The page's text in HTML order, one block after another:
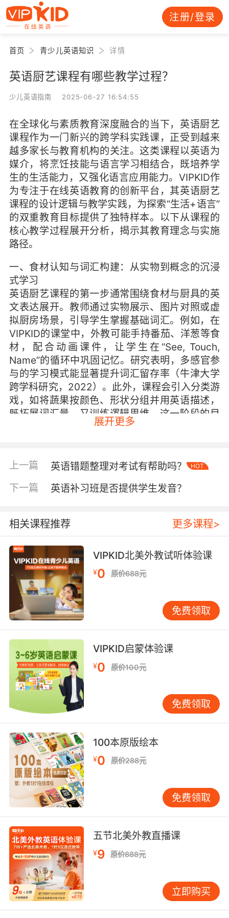
注册/登录
首页 青少儿英语知识 详情
英语厨艺课程有哪些教学过程？
少儿英语指南 2025-06-27 16:54:55
在全球化与素质教育深度融合的当下，英语厨艺
课程作为一门新兴的跨学科实践课，正受到越来
越多家长与教育机构的关注。这类课程以英语为
媒介，将烹饪技能与语言学习相结合，既培养学
生的生活能力，又强化语言应用能力。VIPKID作
为专注于在线英语教育的创新平台，其英语厨艺
课程的设计逻辑与教学实践，为探索“生活+语言”
的双重教育目标提供了独特样本。以下从课程的
核心教学过程展开分析，揭示其教育理念与实施
路径。
一、食材认知与词汇构建：从实物到概念的沉浸
式学习
英语厨艺课程的第一步通常围绕食材与厨具的英
文表达展开。教师通过实物展示、图片对照或虚
拟厨房场景，引导学生掌握基础词汇。例如，在
VIPKID的课堂中，外教可能手持番茄、洋葱等食
材，配合动画课件，让学生在“See, Touch,
Name”的循环中巩固记忆。研究表明，多感官参
与的学习模式能显著提升词汇留存率（牛津大学
跨学科研究，2022）。此外，课程会引入分类游
戏，如将蔬果按颜色、形状分组并用英语描述，
既拓展词汇量，又训练逻辑思维。这一阶段的目
标是让学生摆脱中英文翻译的依赖，直接建立实
二、烹饪流程双语解析：动作指令与语言输出的
当学生熟悉食材后，课程进入烹饪步骤的双语拆
拌”“烘烤”等具体动作，并通过简洁的英语指令引
导学生操作。例如，在制作饼干时，外教可能喊
出“Roll the dough into balls”，学生需在完成动
作的同时复述指令。这种“做中学”的模式不仅强
化动词性词汇的应用，还培养了听力反应速度。
值得注意的是，VIPKID的课程设计会刻意重复高
频句型，如“First, we need to...”“Be careful not
to...”，通过情境浸润让学生自然掌握烹饪场景的
语言逻辑。
三、文化融合与创意表达：从食谱复现到自由创
作的跃迁
英语厨艺课程的高阶阶段注重文化输入与个性化
输出。教师会引入各国经典菜肴的教学，如意大
利面、寿司卷，并讲解背后的饮食文化词汇。例
如，在制作披萨时，学生可能学到“smooth
tomato sauce”“melted mozzarella”等专业表
达，同时了解意大利餐桌礼仪的英文表述。
VIPKID的课程常设置“创意料理挑战”环节，鼓励
学生用所学词汇设计专属菜单，并模拟向“顾客”
介绍菜品。这一过程不仅检验语言综合运用能
力，还激发跨文化创造力。研究显示，当语言学
习与文化体验结合时，学习者的沉浸感可提升
40%以上（剑桥大学双语教育研究中心数据）。
四、协作实践与反馈优化：社交语境下的语言修
正机制
厨艺课程天然具备协作属性，而团队合作中的英
语交流往往成为语言能力突飞猛进的转折点。在
VIPKID的多人直播课中，学生可能被分组完成大
型料理项目，如合作烘焙蛋糕。此时，分工沟通
展开更多
上一篇 英语错题整理对考试有帮助吗？ HOT
下一篇 英语补习班是否提供学生发音？
相关课程推荐 更多课程>
VIPKID北美外教试听体验课
¥0 原价688元
免费领取
VIPKID启蒙体验课
¥0 原价100元
免费领取
100本原版绘本
¥0 原价288元
免费领取
五节北美外教直播课
¥9 原价888元
立即购买